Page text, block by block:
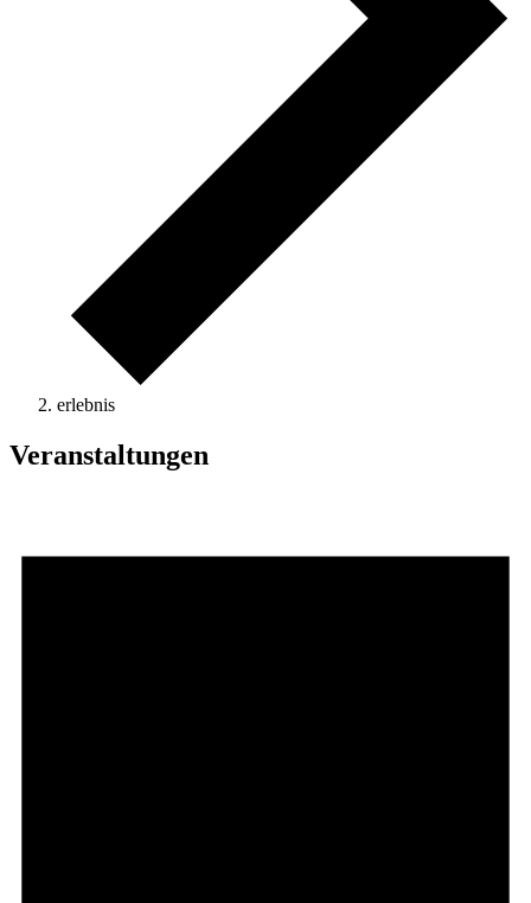
erlebnis
Veranstaltungen